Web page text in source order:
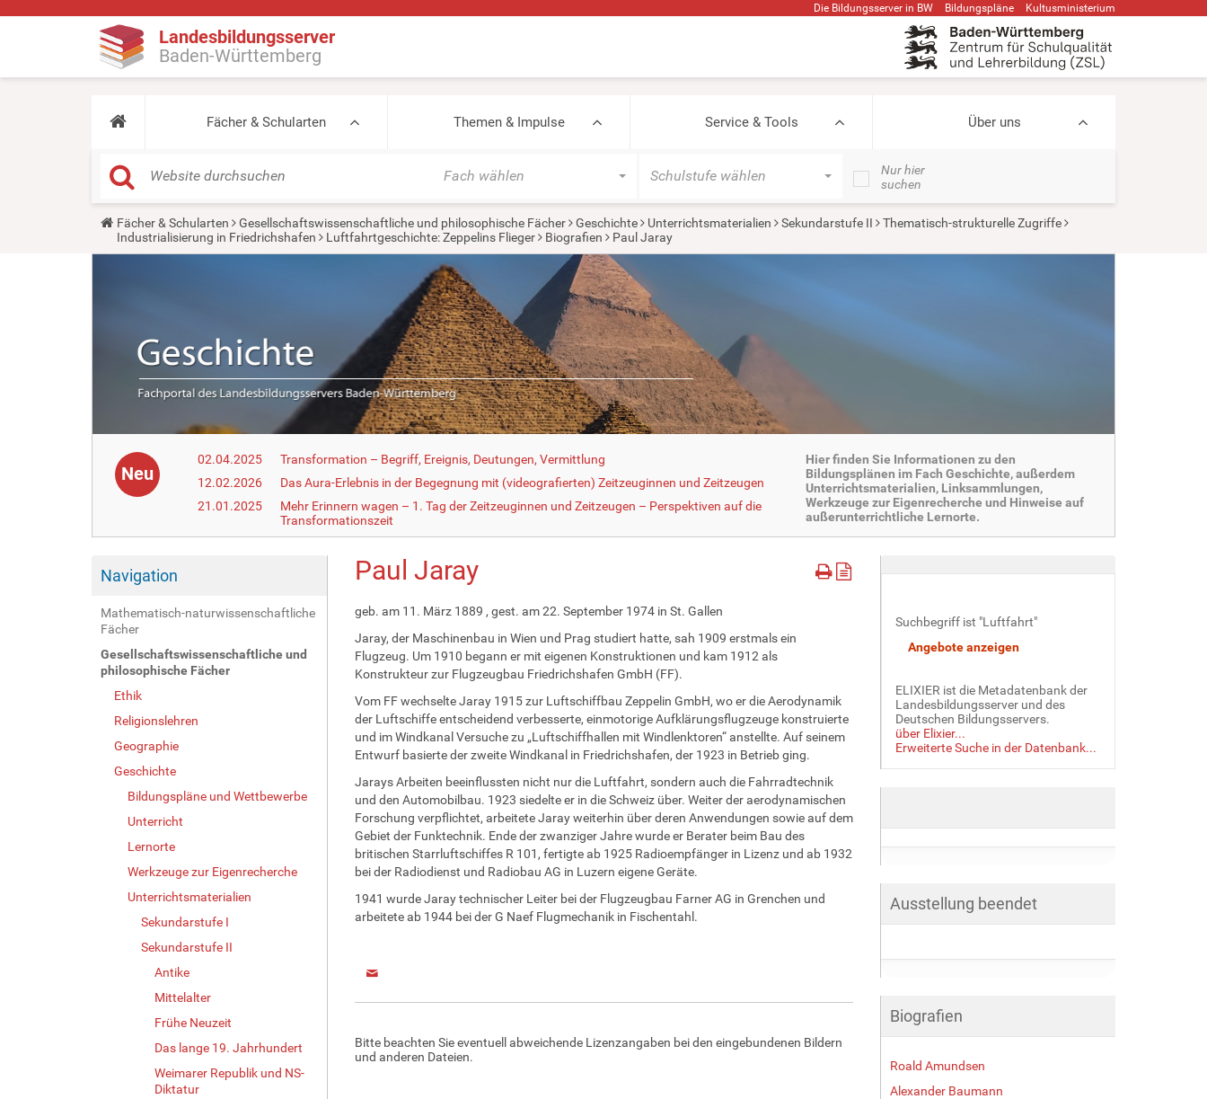
Die Bildungsserver in BW Bildungspläne Kultusministerium
Landesbildungsserver
Baden-Württemberg
Fächer & Schularten Themen & Impulse Service & Tools Über uns
Fach wählen Schulstufe wählen
Nur hier
suchen
Y
u
Fächer & Schularten Gesellschaftswissenschaftliche und philosophische Fächer Geschichte Unterrichtsmaterialien Sekundarstufe II
Thematisch-strukturelle Zugriffe
Industrialisierung in Friedrichshafen
Luftfahrtgeschichte: Zeppelins Flieger Biografien Paul Jaray
Neu
02.04.2025
Transformation – Begriff, Ereignis, Deutungen, Vermittlung
12.02.2026
Das Aura-Erlebnis in der Begegnung mit (videografierten) Zeitzeuginnen und Zeitzeugen
21.01.2025
Mehr Erinnern wagen – 1. Tag der Zeitzeuginnen und Zeitzeugen – Perspektiven auf die
Transformationszeit
Hier finden Sie Informationen zu den
Bildungsplänen im Fach Geschichte, außerdem
Unterrichtsmaterialien, Linksammlungen,
Werkzeuge zur Eigenrecherche und Hinweise auf
außerunterrichtliche Lernorte.
Navigation
Mathematisch-naturwissenschaftliche
Fächer
Gesellschaftswissenschaftliche und
philosophische Fächer
Ethik
Religionslehren
Geographie
Geschichte
Bildungspläne und Wettbewerbe
Unterricht
Lernorte
Werkzeuge zur Eigenrecherche
Unterrichtsmaterialien
Sekundarstufe I
Sekundarstufe II
Antike
Mittelalter
Frühe Neuzeit
Das lange 19. Jahrhundert
Weimarer Republik und NS-
Diktatur
Paul Jaray
geb. am 11. März 1889 , gest. am 22. September 1974 in St. Gallen
Jaray, der Maschinenbau in Wien und Prag studiert hatte, sah 1909 erstmals ein
Flugzeug. Um 1910 begann er mit eigenen Konstruktionen und kam 1912 als
Konstrukteur zur Flugzeugbau Friedrichshafen GmbH (FF).
Vom FF wechselte Jaray 1915 zur Luftschiffbau Zeppelin GmbH, wo er die Aerodynamik
der Luftschiffe entscheidend verbesserte, einmotorige Aufklärungsflugzeuge konstruierte
und im Windkanal Versuche zu „Luftschiffhallen mit Windlenktoren“ anstellte. Auf seinem
Entwurf basierte der zweite Windkanal in Friedrichshafen, der 1923 in Betrieb ging.
Jarays Arbeiten beeinflussten nicht nur die Luftfahrt, sondern auch die Fahrradtechnik
und den Automobilbau. 1923 siedelte er in die Schweiz über. Weiter der aerodynamischen
Forschung verpflichtet, arbeitete Jaray weiterhin über deren Anwendungen sowie auf dem
Gebiet der Funktechnik. Ende der zwanziger Jahre wurde er Berater beim Bau des
britischen Starrluftschiffes R 101, fertigte ab 1925 Radioempfänger in Lizenz und ab 1932
bei der Radiodienst und Radiobau AG in Luzern eigene Geräte.
1941 wurde Jaray technischer Leiter bei der Flugzeugbau Farner AG in Grenchen und
arbeitete ab 1944 bei der G Naef Flugmechanik in Fischentahl.
Bitte beachten Sie eventuell abweichende Lizenzangaben bei den eingebundenen Bildern
und anderen Dateien.
Suchbegriff ist "Luftfahrt"
ELIXIER ist die Metadatenbank der
Landesbildungsserver und des
Deutschen Bildungsservers.
über Elixier...
Erweiterte Suche in der Datenbank...
Ausstellung beendet
Biografien
Roald Amundsen
Alexander Baumann